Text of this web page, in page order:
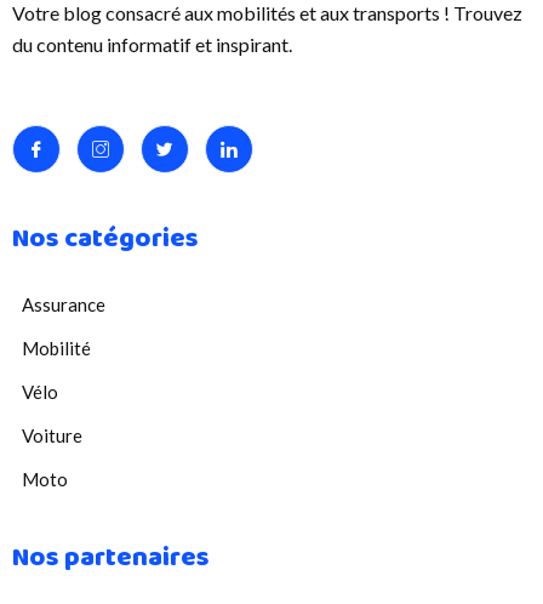
Votre blog consacré aux mobilités et aux transports ! Trouvez
du contenu informatif et inspirant.
Nos catégories
Assurance
Mobilité
Vélo
Voiture
Moto
Nos partenaires